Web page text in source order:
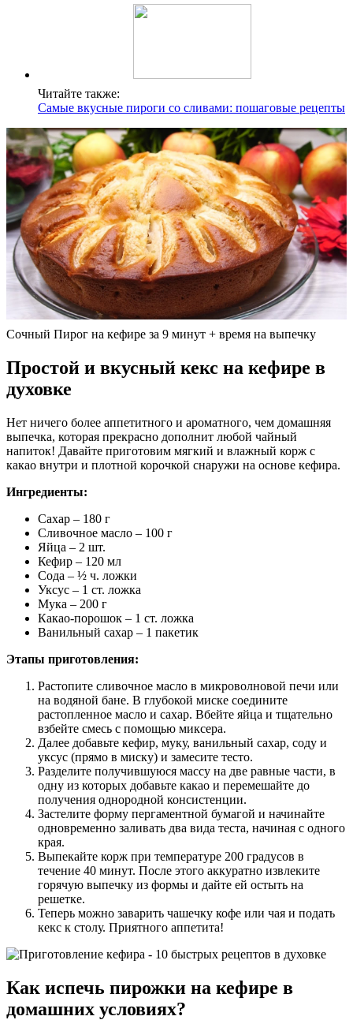
Читайте также:
Самые вкусные пироги со сливами: пошаговые рецепты
Сочный Пирог на кефире за 9 минут + время на выпечку
Простой и вкусный кекс на кефире в
духовке
Нет ничего более аппетитного и ароматного, чем домашняя
выпечка, которая прекрасно дополнит любой чайный
напиток! Давайте приготовим мягкий и влажный корж с
какао внутри и плотной корочкой снаружи на основе кефира.
Ингредиенты:
Сахар – 180 г
Сливочное масло – 100 г
Яйца – 2 шт.
Кефир – 120 мл
Сода – ½ ч. ложки
Уксус – 1 ст. ложка
Мука – 200 г
Какао-порошок – 1 ст. ложка
Ванильный сахар – 1 пакетик
Этапы приготовления:
Растопите сливочное масло в микроволновой печи или
на водяной бане. В глубокой миске соедините
растопленное масло и сахар. Вбейте яйца и тщательно
взбейте смесь с помощью миксера.
Далее добавьте кефир, муку, ванильный сахар, соду и
уксус (прямо в миску) и замесите тесто.
Разделите получившуюся массу на две равные части, в
одну из которых добавьте какао и перемешайте до
получения однородной консистенции.
Застелите форму пергаментной бумагой и начинайте
одновременно заливать два вида теста, начиная с одного
края.
Выпекайте корж при температуре 200 градусов в
течение 40 минут. После этого аккуратно извлеките
горячую выпечку из формы и дайте ей остыть на
решетке.
Теперь можно заварить чашечку кофе или чая и подать
кекс к столу. Приятного аппетита!
Как испечь пирожки на кефире в
домашних условиях?